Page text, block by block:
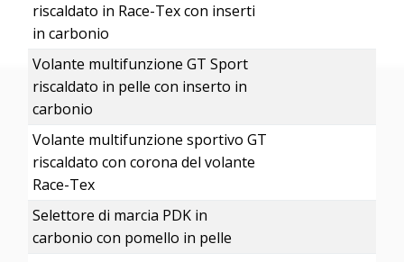
riscaldato in Race-Tex con inserti
in carbonio
Volante multifunzione GT Sport
riscaldato in pelle con inserto in
carbonio
Volante multifunzione sportivo GT
riscaldato con corona del volante
Race-Tex
Selettore di marcia PDK in
carbonio con pomello in pelle